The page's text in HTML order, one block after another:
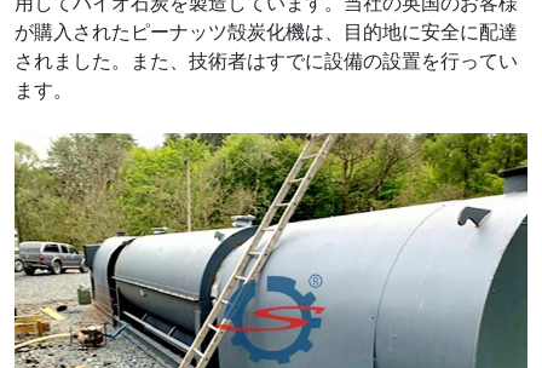
が購入されたピーナッツ殻炭化機は、目的地に安全に配達
されました。また、技術者はすでに設備の設置を行ってい
ます。